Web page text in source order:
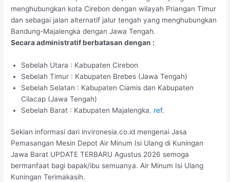
menghubungkan kota Cirebon dengan wilayah Priangan Timur
dan sebagai jalan alternatif jalur tengah yang menghubungkan
Bandung-Majalengka dengan Jawa Tengah.
Secara administratif berbatasan dengan :
Sebelah Utara : Kabupaten Cirebon
Sebelah Timur : Kabupaten Brebes (Jawa Tengah)
Sebelah Selatan : Kabupaten Ciamis dan Kabupaten
Cilacap (Jawa Tengah)
Sebelah Barat : Kabupaten Majalengka. ref.
Sekian informasi dari invironesia.co.id mengenai Jasa
Pemasangan Mesin Depot Air Minum Isi Ulang di Kuningan
Jawa Barat UPDATE TERBARU Agustus 2026 semoga
bermanfaat bagi bapak/ibu semuanya. Air Minum Isi Ulang
Kuningan Terimakasih.